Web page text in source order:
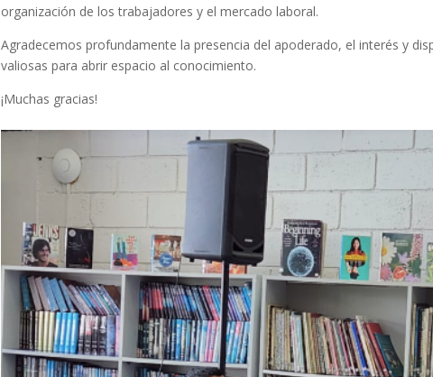
organización de los trabajadores y el mercado laboral.
Agradecemos profundamente la presencia del apoderado, el interés y
valiosas para abrir espacio al conocimiento.
¡Muchas gracias!